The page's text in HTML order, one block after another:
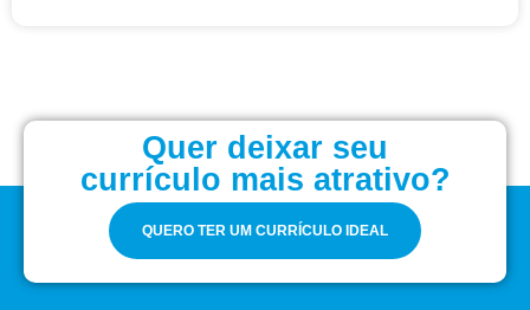
Quer deixar seu
currículo mais atrativo?
QUERO TER UM CURRÍCULO IDEAL